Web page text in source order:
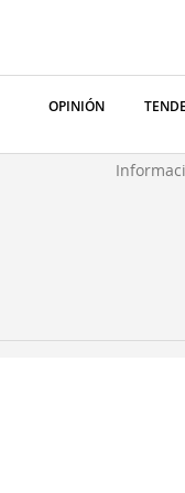
OPINIÓN